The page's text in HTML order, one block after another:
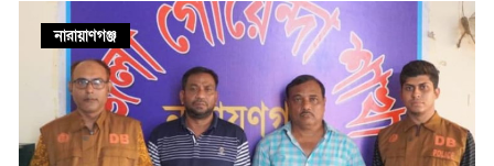
নারায়াণগঞ্জ